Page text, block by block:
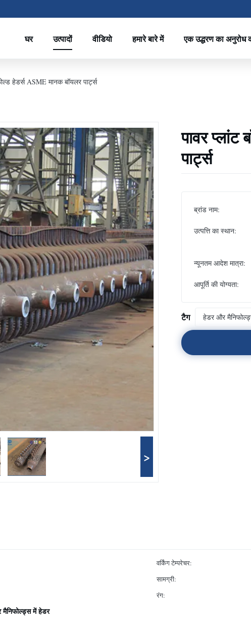
घर उत्पादों वीडियो हमारे बारे में एक उद्धरण का अनुरोध
हेडर्स ASME मानक बॉयलर पार्ट्स
>
पावर
पार्ट्स
ब्रांड नाम:
उत्पत्ति का स्थान:
न्यूनतम आदेश मात्रा:
आपूर्ति की योग्यता:
टैग हेडर और
वर्किंग टेम्परेचर:
सामग्री:
रंग:
में हेडर